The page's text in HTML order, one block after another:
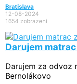
Bratislava
12-08-2024
1654 zobrazení
Darujem
Darujem za odvoz
Bernolákovo